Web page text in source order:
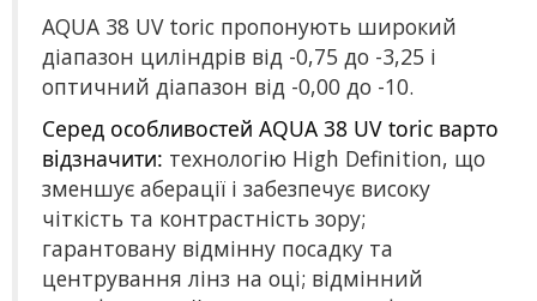
AQUA 38 UV toric пропонують широкий
діапазон циліндрів від -0,75 до -3,25 і
оптичний діапазон від -0,00 до -10.
Серед особливостей AQUA 38 UV toric варто
відзначити: технологію High Definition, що
зменшує аберації і забезпечує високу
чіткість та контрастність зору;
гарантовану відмінну посадку та
центрування лінз на оці; відмінний